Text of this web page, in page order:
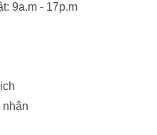
– Kết nối thông minh với
với iKF R1
lượng pin lên đến 60
âm nhạc liên tục mà
9a.m - 17p.m
nhận